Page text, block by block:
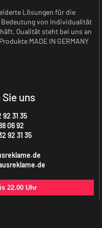
Lösungen für die
von Individualität
Qualität steht bei uns an
MADE IN GERMANY
uns
92 31 35
06 92
92 31 35
22.00 Uhr